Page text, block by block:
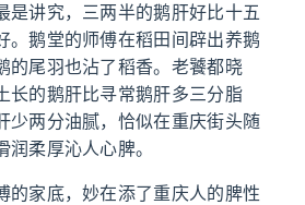
是讲究，三两半的鹅肝好比十五
。鹅堂的师傅在稻田间辟出养鹅
的尾羽也沾了稻香。老饕都晓
长的鹅肝比寻常鹅肝多三分脂
少两分油腻，恰似在重庆街头随
柔厚沁人心脾。
的家底，妙在添了重庆人的脾性